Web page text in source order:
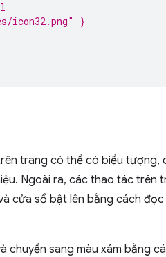
icon32.png" }
trang có thể có biểu tượng,
Ngoài ra, các thao tác trên
cửa sổ bật lên bằng cách đọc
chuyển sang màu xám bằng